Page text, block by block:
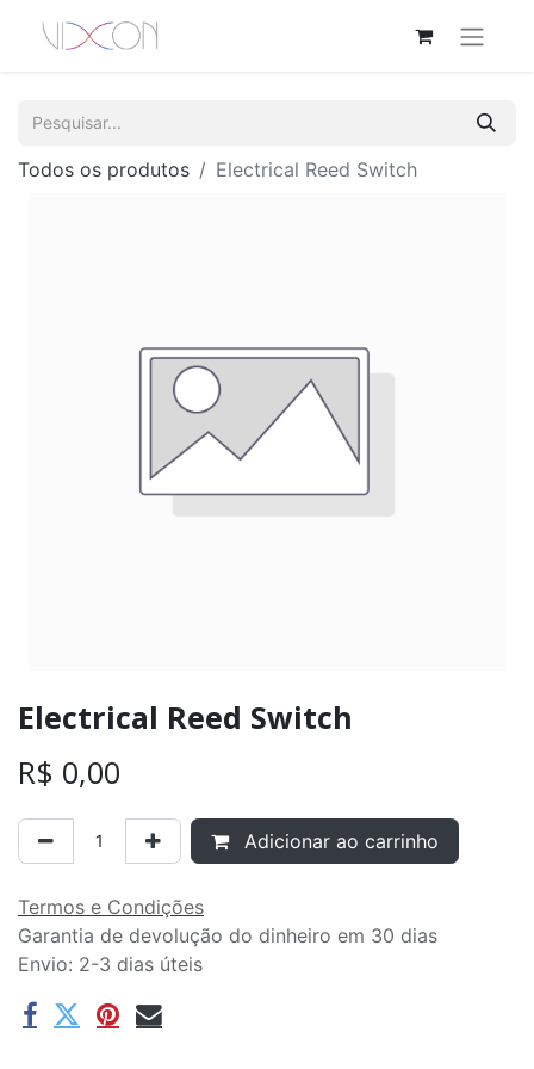
Todos os produtos Electrical Reed Switch
Electrical Reed Switch
R$ 0,00
Adicionar ao carrinho
Termos e Condições
Garantia de devolução do dinheiro em 30 dias
Envio: 2-3 dias úteis